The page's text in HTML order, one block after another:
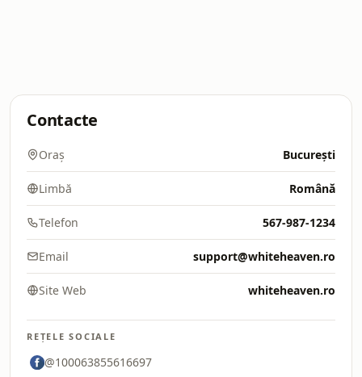
Contacte
Oraș București
Limbă Română
Telefon 567-987-1234
Email support@whiteheaven.ro
Site Web whiteheaven.ro
REȚELE SOCIALE
@100063855616697